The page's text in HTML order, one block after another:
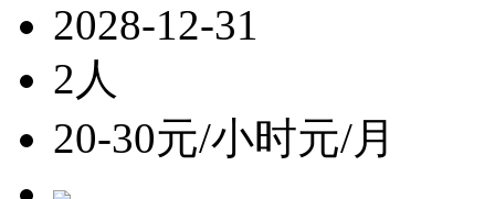
2028-12-31
2人
20-30元/小时元/月